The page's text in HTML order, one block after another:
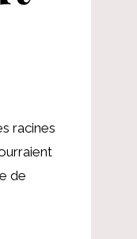
racines
de